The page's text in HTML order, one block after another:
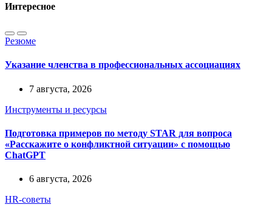
Интересное
Резюме
Указание членства в профессиональных ассоциациях
7 августа, 2026
Инструменты и ресурсы
Подготовка примеров по методу STAR для вопроса
«Расскажите о конфликтной ситуации» с помощью
ChatGPT
6 августа, 2026
HR-советы